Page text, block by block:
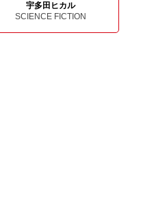
宇多田ヒカル
SCIENCE FICTION